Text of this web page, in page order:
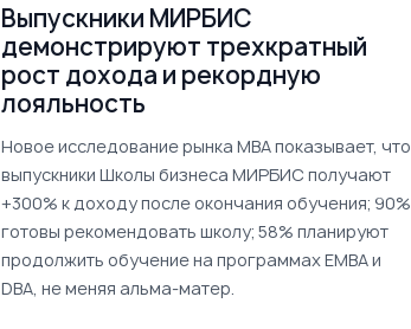
Выпускники МИРБИС
демонстрируют трехкратный
рост дохода и рекордную
лояльность
Новое исследование рынка MBA показывает, что
выпускники Школы бизнеса МИРБИС получают
+300% к доходу после окончания обучения; 90%
готовы рекомендовать школу; 58% планируют
продолжить обучение на программах EMBA и
DBA, не меняя альма-матер.